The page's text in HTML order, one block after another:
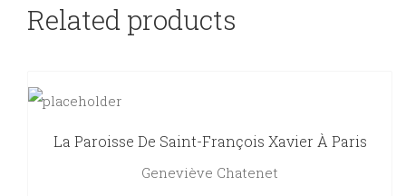
Related products
La Paroisse De Saint-François Xavier À Paris
Geneviève Chatenet